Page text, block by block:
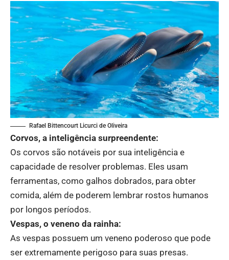
Rafael Bittencourt Licurci de Oliveira
Corvos, a inteligência surpreendente:
Os corvos são notáveis ​​​​por sua inteligência e
capacidade de resolver problemas. Eles usam
ferramentas, como galhos dobrados, para obter
comida, além de poderem lembrar rostos humanos
por longos períodos.
Vespas, o veneno da rainha:
As vespas possuem um veneno poderoso que pode
ser extremamente perigoso para suas presas.